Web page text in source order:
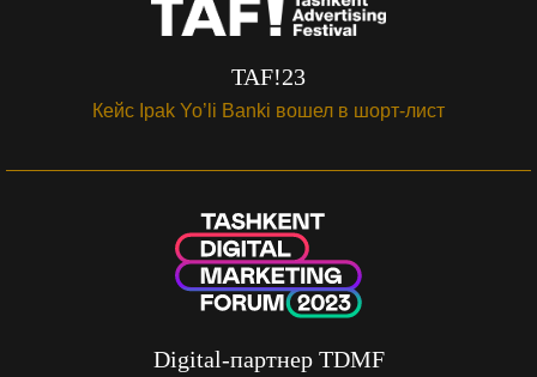
TAF!23
Кейс Ipak Yo’li Banki вошел в шорт-лист
Digital-партнер TDMF